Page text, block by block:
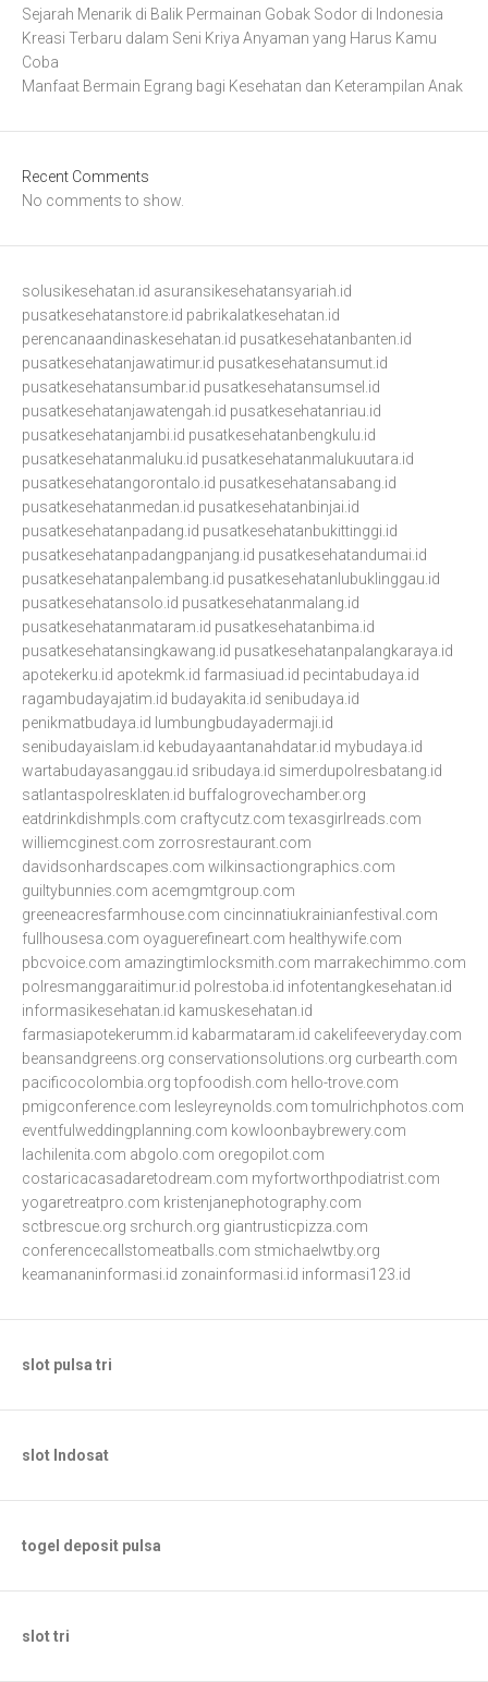
Sejarah Menarik di Balik Permainan Gobak Sodor di Indonesia
Kreasi Terbaru dalam Seni Kriya Anyaman yang Harus Kamu
Coba
Manfaat Bermain Egrang bagi Kesehatan dan Keterampilan Anak
Recent Comments
No comments to show.
solusikesehatan.id asuransikesehatansyariah.id
pusatkesehatanstore.id pabrikalatkesehatan.id
perencanaandinaskesehatan.id pusatkesehatanbanten.id
pusatkesehatanjawatimur.id pusatkesehatansumut.id
pusatkesehatansumbar.id pusatkesehatansumsel.id
pusatkesehatanjawatengah.id pusatkesehatanriau.id
pusatkesehatanjambi.id pusatkesehatanbengkulu.id
pusatkesehatanmaluku.id pusatkesehatanmalukuutara.id
pusatkesehatangorontalo.id pusatkesehatansabang.id
pusatkesehatanmedan.id pusatkesehatanbinjai.id
pusatkesehatanpadang.id pusatkesehatanbukittinggi.id
pusatkesehatanpadangpanjang.id pusatkesehatandumai.id
pusatkesehatanpalembang.id pusatkesehatanlubuklinggau.id
pusatkesehatansolo.id pusatkesehatanmalang.id
pusatkesehatanmataram.id pusatkesehatanbima.id
pusatkesehatansingkawang.id pusatkesehatanpalangkaraya.id
apotekerku.id apotekmk.id farmasiuad.id pecintabudaya.id
ragambudayajatim.id budayakita.id senibudaya.id
penikmatbudaya.id lumbungbudayadermaji.id
senibudayaislam.id kebudayaantanahdatar.id mybudaya.id
wartabudayasanggau.id sribudaya.id simerdupolresbatang.id
satlantaspolresklaten.id buffalogrovechamber.org
eatdrinkdishmpls.com craftycutz.com texasgirlreads.com
williemcginest.com zorrosrestaurant.com
davidsonhardscapes.com wilkinsactiongraphics.com
guiltybunnies.com acemgmtgroup.com
greeneacresfarmhouse.com cincinnatiukrainianfestival.com
fullhousesa.com oyaguerefineart.com healthywife.com
pbcvoice.com amazingtimlocksmith.com marrakechimmo.com
polresmanggaraitimur.id polrestoba.id infotentangkesehatan.id
informasikesehatan.id kamuskesehatan.id
farmasiapotekerumm.id kabarmataram.id cakelifeeveryday.com
beansandgreens.org conservationsolutions.org curbearth.com
pacificocolombia.org topfoodish.com hello-trove.com
pmigconference.com lesleyreynolds.com tomulrichphotos.com
eventfulweddingplanning.com kowloonbaybrewery.com
lachilenita.com abgolo.com oregopilot.com
costaricacasadaretodream.com myfortworthpodiatrist.com
yogaretreatpro.com kristenjanephotography.com
sctbrescue.org srchurch.org giantrusticpizza.com
conferencecallstomeatballs.com stmichaelwtby.org
keamananinformasi.id zonainformasi.id informasi123.id
slot pulsa tri
slot Indosat
togel deposit pulsa
slot tri